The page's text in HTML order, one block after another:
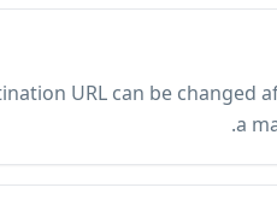
A dynamic QR code is